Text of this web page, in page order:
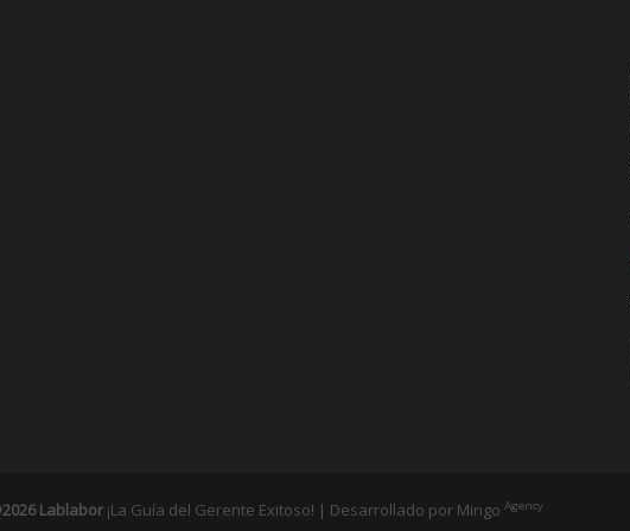
Lablabor ¡La Guía del Gerente Exitoso! | Desarrollado por Mingo Agency